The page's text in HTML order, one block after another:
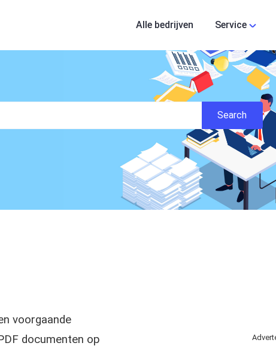
Alle bedrijven Service
voorgaande
documenten op